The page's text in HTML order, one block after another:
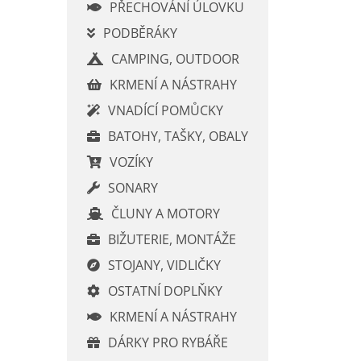
PŘECHOVÁNÍ ÚLOVKU
PODBĚRÁKY
CAMPING, OUTDOOR
KRMENÍ A NÁSTRAHY
VNADÍCÍ POMŮCKY
BATOHY, TAŠKY, OBALY
VOZÍKY
SONARY
ČLUNY A MOTORY
BIŽUTERIE, MONTÁŽE
STOJANY, VIDLIČKY
OSTATNÍ DOPLŇKY
KRMENÍ A NÁSTRAHY
DÁRKY PRO RYBÁŘE